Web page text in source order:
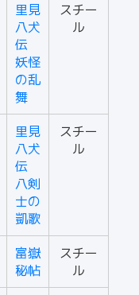
里見
八犬
伝
妖怪
の乱
舞
スチー
ル
里見
八犬
伝
八剣
士の
凱歌
スチー
ル
富嶽
秘帖
スチー
ル